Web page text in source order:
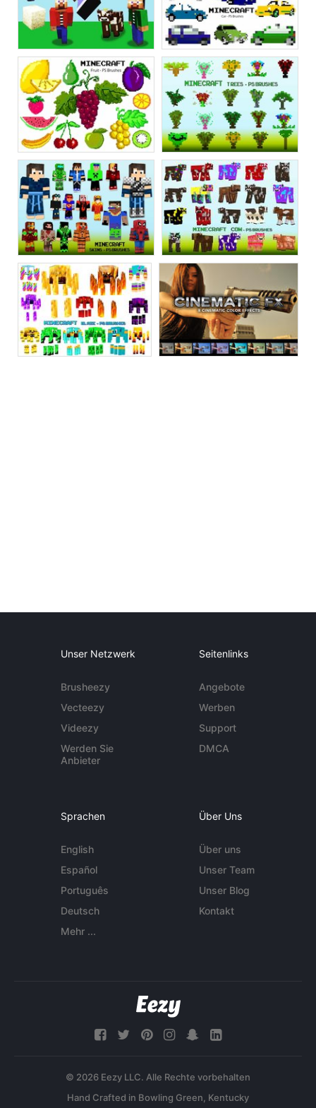
Unser Netzwerk
Brusheezy
Vecteezy
Videezy
Werden Sie
Anbieter
Seitenlinks
Angebote
Werben
Support
DMCA
Sprachen
English
Español
Português
Deutsch
Mehr ...
Über Uns
Über uns
Unser Team
Unser Blog
Kontakt
© 2026 Eezy LLC. Alle Rechte vorbehalten